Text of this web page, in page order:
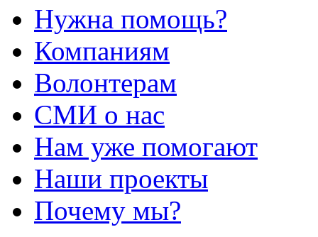
Нужна помощь?
Компаниям
Волонтерам
СМИ о нас
Нам уже помогают
Наши проекты
Почему мы?